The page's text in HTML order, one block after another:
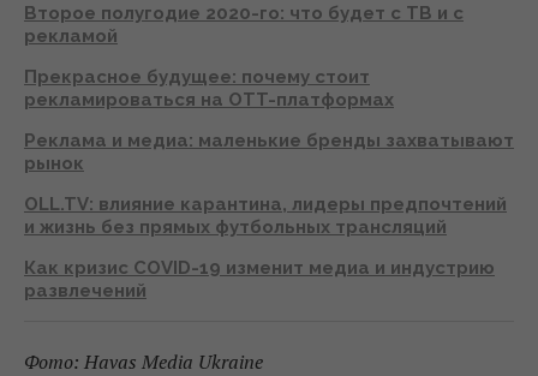
Второе полугодие 2020-го: что будет с ТВ и с
рекламой
Прекрасное будущее: почему стоит
рекламироваться на OTT-платформах
Реклама и медиа: маленькие бренды захватывают
рынок
OLL.TV: влияние карантина, лидеры предпочтений
и жизнь без прямых футбольных трансляций
Как кризис COVID-19 изменит медиа и индустрию
развлечений
Фото: Havas Media Ukraine